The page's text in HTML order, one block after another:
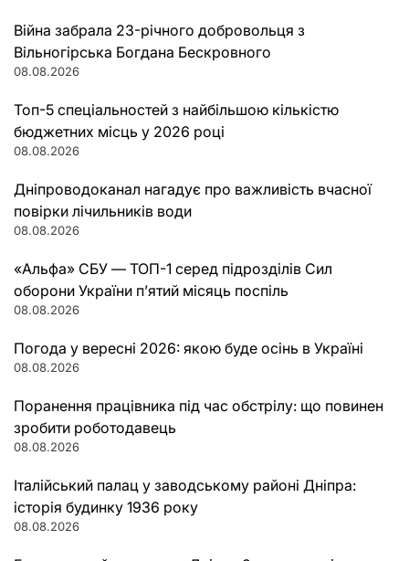
Війна забрала 23-річного добровольця з
Вільногірська Богдана Бескровного
08.08.2026
Топ-5 спеціальностей з найбільшою кількістю
бюджетних місць у 2026 році
08.08.2026
Дніпроводоканал нагадує про важливість вчасної
повірки лічильників води
08.08.2026
«Альфа» СБУ — ТОП-1 серед підрозділів Сил
оборони України п’ятий місяць поспіль
08.08.2026
Погода у вересні 2026: якою буде осінь в Україні
08.08.2026
Поранення працівника під час обстрілу: що повинен
зробити роботодавець
08.08.2026
Італійський палац у заводському районі Дніпра:
історія будинку 1936 року
08.08.2026